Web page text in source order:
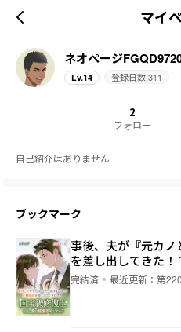
マイ
ネオページ
Lv.14 登録日数:311
2
フォロー
自己紹介はありません
ブックマーク
事後、夫が『元カ
を差し出してきた
修復不可ですか？
完結済 最近更新： 第